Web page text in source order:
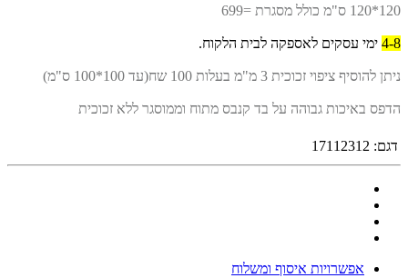
120*120 ס"מ כולל מסגרת =699
4-8 ימי עסקים לאספקה לבית הלקוח.
ניתן להוסיף ציפוי זכוכית 3 מ"מ בעלות 100 שח(עד 100*100 ס"מ)
הדפס באיכות גבוהה על בד קנבס מתוח וממוסגר ללא זכוכית
דגם: 17112312
אפשרויות איסוף ומשלוח